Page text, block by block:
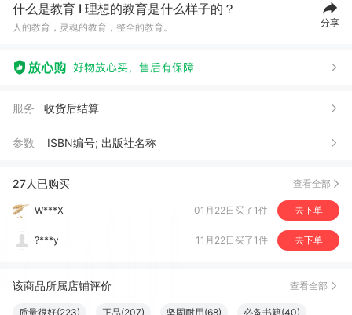
什么是教育 I 理想的教育是什么样子的？
人的教育，灵魂的教育，整全的教育。 分享
服务 收货后结算
参数 ISBN编号; 出版社名称
27人已购买 查看全部
黄*军
1***7 05月23日买了1件
W***X
?***y 去下单
静* 11月17日买了1件 去下单
彼**爱 11月16日买了2件 去下单
该商品所属店铺评价 查看全部
质量很好(223) 正品(207) 坚固耐用(68) 必备书籍(40)